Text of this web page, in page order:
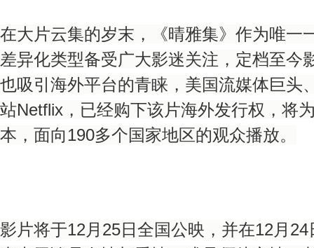
在大片云集的岁末，《晴雅集》作为唯一
差异化类型备受广大影迷关注，定档至今
也吸引海外平台的青睐，美国流媒体巨头
站Netflix，已经购下该片海外发行权，将
本，面向190多个国家地区的观众播放。
影片将于12月25日全国公映，并在12月